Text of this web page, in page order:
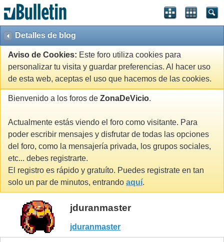
Detalles de blog
Aviso de Cookies: Este foro utiliza cookies para
personalizar tu visita y guardar preferencias. Al hacer uso
de esta web, aceptas el uso que hacemos de las cookies.
Bienvenido a los foros de ZonaDeVicio.
Actualmente estás viendo el foro como visitante. Para
poder escribir mensajes y disfrutar de todas las opciones
del foro, como la mensajería privada, los grupos sociales,
etc... debes registrarte.
El registro es rápido y gratuíto. Puedes registrate en tan
solo un par de minutos, entrando aquí.
jduranmaster
jduranmaster